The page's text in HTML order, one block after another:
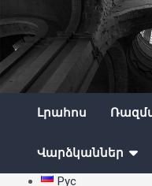
to
content
Լրահոս
Վարձկաններ
Рус